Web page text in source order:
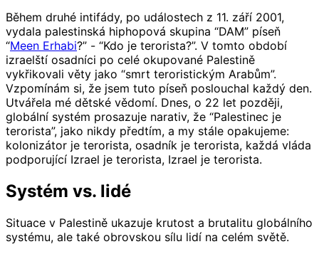
Během druhé intifády, po událostech z 11. září 2001,
vydala palestinská hiphopová skupina “DAM” píseň
“Meen Erhabi?” - “Kdo je terorista?”. V tomto období
izraelští osadníci po celé okupované Palestině
vykřikovali věty jako “smrt teroristickým Arabům”.
Vzpomínám si, že jsem tuto píseň poslouchal každý den.
Utvářela mé dětské vědomí. Dnes, o 22 let později,
globální systém prosazuje narativ, že “Palestinec je
terorista”, jako nikdy předtím, a my stále opakujeme:
kolonizátor je terorista, osadník je terorista, každá vláda
podporující Izrael je terorista, Izrael je terorista.
Systém vs. lidé
Situace v Palestině ukazuje krutost a brutalitu globálního
systému, ale také obrovskou sílu lidí na celém světě.